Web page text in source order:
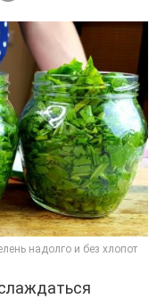
надолго и без хлопот